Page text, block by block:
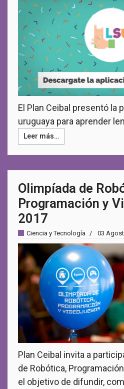
El Plan Ceibal presentó la
uruguaya para aprender
Leer más…
Olimpíada de
Programación y
2017
Ciencia y Tecnología 03
Plan Ceibal invita a
de Robótica,
el objetivo de difundir,